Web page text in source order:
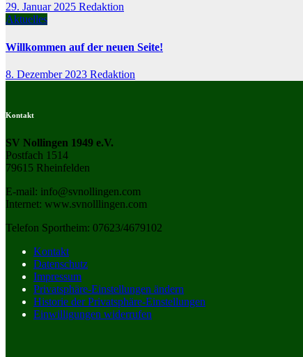
29. Januar 2025 Redaktion
Aktuelles
Willkommen auf der neuen Seite!
8. Dezember 2023 Redaktion
Kontakt
SV Nollingen 1949 e.V.
Postfach 1514
79615 Rheinfelden
E-mail: info@svnollingen.com
Internet: www.svnolllingen.com
Telefon Sportheim: 07623/4679102
Kontakt
Datenschutz
Impressum
Privatsphäre-Einstellungen ändern
Historie der Privatsphäre-Einstellungen
Einwilligungen widerrufen